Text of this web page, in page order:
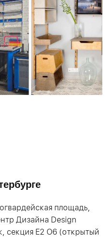
площадь,
Дизайна Design
секция E2 O6 (открытый